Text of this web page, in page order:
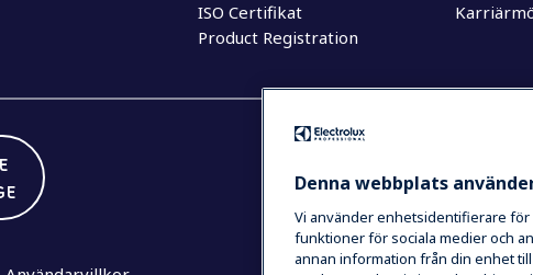
ISO Certifikat
Product Registration
Denna webbplats
Vi använder enhetsidentifierare för
funktioner för sociala medier och
annan information från din enhet